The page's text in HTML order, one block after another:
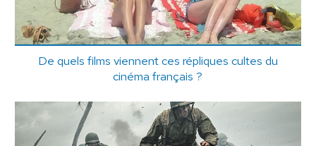
De quels films viennent ces répliques cultes du
cinéma français ?